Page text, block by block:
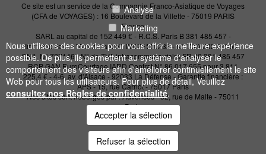
Ce site est un service de la Compagnie Franco-Asiatique de Voyages
(CFA de VOYAGES) : 16 Boulevard de la Villette - 75019 PARIS
France
SARL au capital de 152 449 € - R.C.S. Paris B 381 485 457 -
Immatriculation "Atout France": IM075110232 - N° IATA 202 21950 -
CNIL N° 727146 - N° de TVA intracommunautaire FR 40 381 485 457
RCP GAN EuroCourtage IARD Contrat N° 86.017.655 pour 3 811
225,4 € - 4-6, av. d'Alsace - 92033 La Défense - Garantie financière :
APS - 15, rue Carnot - 75017 Paris
Nos sites sont hébergés par :Advences - 52, rue de Malte - 75011
Paris
Analyse
Marketing
Nous utilisons des cookies pour vous offrir la meilleure expérience
possible. De plus, ils permettent au système d'analyser le
comportement des visiteurs afin d'améliorer continuellement le site
Web pour tous les utilisateurs. Pour plus de détail, Veuillez
consultez nos Règles de confidentialité.
Accepter la sélection
Refuser la sélection